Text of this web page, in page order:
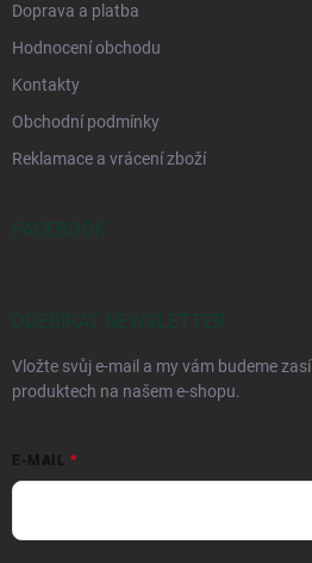
Doprava a platba
Hodnocení obchodu
Kontakty
Obchodní podmínky
Reklamace a vrácení zboží
FACEBOOK
ODEBÍRAT NEWSLETTER
Vložte svůj e-mail a my vám budeme
produktech na našem e-shopu.
E-MAIL